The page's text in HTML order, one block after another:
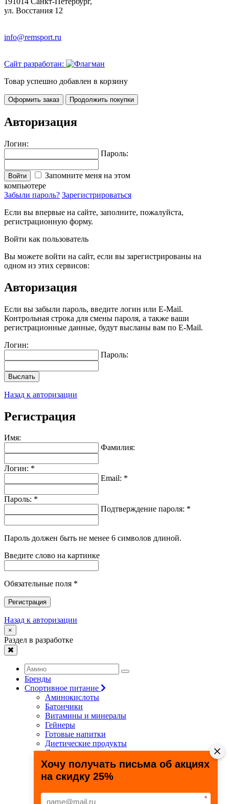
ул. Восстания 12
info@remsport.ru
Сайт разработан:
Товар успешно добавлен в корзину
Оформить заказ Продолжить покупки
Авторизация
Логин:
Пароль:
Войти
Запомните меня на этом
компьютере
Забыли пароль? Зарегистрироваться
Если вы впервые на сайте, заполните, пожалуйста,
регистрационную форму.
Войти как пользователь
Вы можете войти на сайт, если вы зарегистрированы на
одном из этих сервисов:
Авторизация
Если вы забыли пароль, введите логин или E-Mail.
Контрольная строка для смены пароля, а также ваши
регистрационные данные, будут высланы вам по E-Mail.
Логин:
Пароль:
Выслать
Назад к авторизации
Регистрация
Имя:
Фамилия:
Логин: *
Email: *
Пароль: *
Подтверждение пароля: *
Пароль должен быть не менее 6 символов длиной.
Введите слово на картинке
Обязательные поля *
Регистрация
Назад к авторизации
×
Раздел в разработке
Бренды
Спортивное питание
Аминокислоты
Батончики
Витамины и минералы
Гейнеры
Готовые напитки
Диетические продукты
Для связок и суставов
Жиросжигатели
Здоровье и долголетие
Креатин
Специальные препараты
Хочу получать письма об акциях
на скидку 25%
*